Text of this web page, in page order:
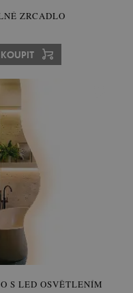
ZRCADLO
KOUPIT
S LED OSVĚTLENÍM